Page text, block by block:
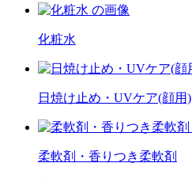
化粧水
日焼け止め・UVケア(顔用)
柔軟剤・香りつき柔軟剤